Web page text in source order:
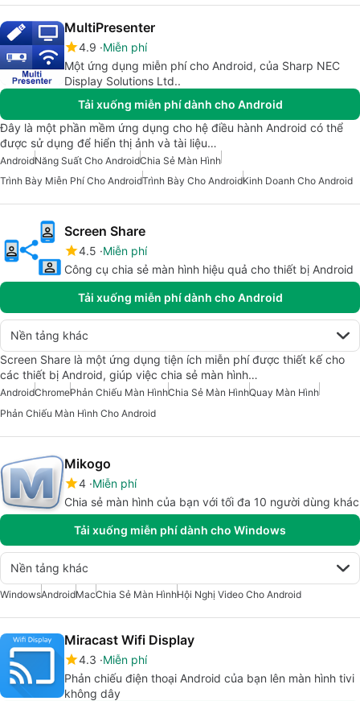
MultiPresenter
4.9 Miễn phí
Một ứng dụng miễn phí cho Android, của Sharp NEC
Display Solutions Ltd..
Tải xuống miễn phí dành cho Android
Đây là một phần mềm ứng dụng cho hệ điều hành Android có thể
được sử dụng để hiển thị ảnh và tài liệu…
AndroidNăng Suất Cho AndroidChia Sẻ Màn Hình
Trình Bày Miễn Phí Cho AndroidTrình Bày Cho AndroidKinh Doanh Cho Android
Screen Share
4.5 Miễn phí
Công cụ chia sẻ màn hình hiệu quả cho thiết bị Android
Tải xuống miễn phí dành cho Android
Nền tảng khác
Screen Share là một ứng dụng tiện ích miễn phí được thiết kế cho
các thiết bị Android, giúp việc chia sẻ màn hình…
AndroidChromePhản Chiếu Màn HìnhChia Sẻ Màn HìnhQuay Màn Hình
Phản Chiếu Màn Hình Cho Android
Mikogo
4 Miễn phí
Chia sẻ màn hình của bạn với tối đa 10 người dùng khác
Tải xuống miễn phí dành cho Windows
Nền tảng khác
WindowsAndroidMacChia Sẻ Màn HìnhHội Nghị Video Cho Android
Miracast Wifi Display
4.3 Miễn phí
Phản chiếu điện thoại Android của bạn lên màn hình tivi
không dây